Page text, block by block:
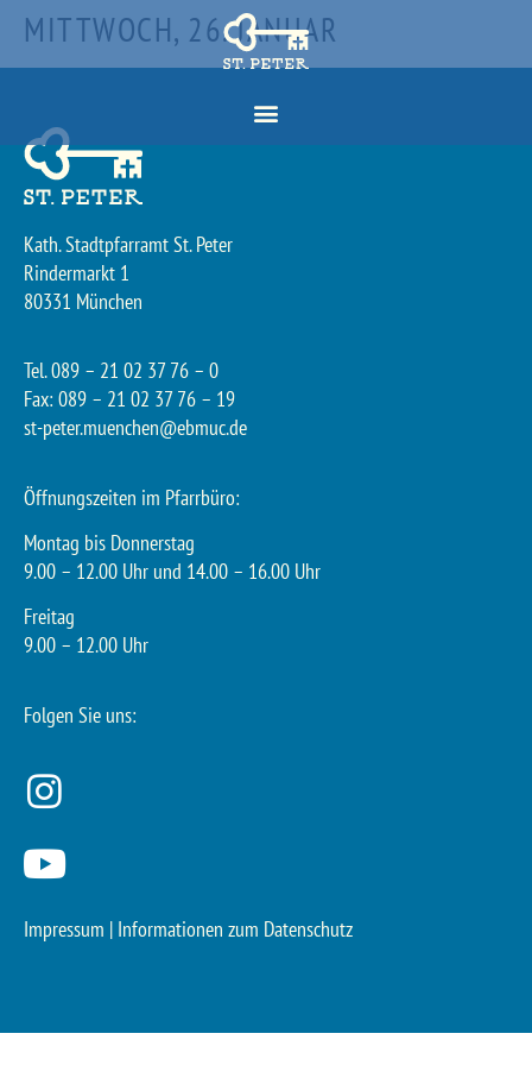
MITTWOCH, 26. JANUAR
Kath. Stadtpfarramt St. Peter
Rindermarkt 1
80331 München
Tel. 089 – 21 02 37 76 – 0
Fax: 089 – 21 02 37 76 – 19
st-peter.muenchen@ebmuc.de
Öffnungszeiten im Pfarrbüro:
Montag bis Donnerstag
9.00 – 12.00 Uhr und 14.00 – 16.00 Uhr
Freitag
9.00 – 12.00 Uhr
Folgen Sie uns:
Impressum | Informationen zum Datenschutz